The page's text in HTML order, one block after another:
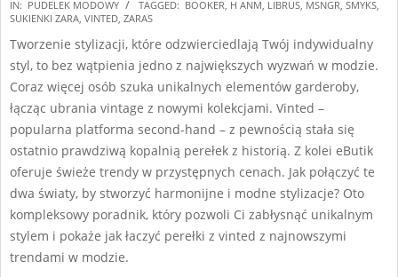
12-
16
IN: PUDELEK MODOWY TAGGED: BOOKER H ANM LIBRUS MSNGR SMYKS
SUKIENKI ZARA VINTED ZARAS
Tworzenie stylizacji, które odzwierciedlają Twój indywidualny
styl, to bez wątpienia jedno z największych wyzwań w modzie.
Coraz więcej osób szuka unikalnych elementów garderoby,
łącząc ubrania vintage z nowymi kolekcjami. Vinted –
popularna platforma second-hand – z pewnością stała się
ostatnio prawdziwą kopalnią perełek z historią. Z kolei eButik
oferuje świeże trendy w przystępnych cenach. Jak połączyć te
dwa światy, by stworzyć harmonijne i modne stylizacje? Oto
kompleksowy poradnik, który pozwoli Ci zabłysnąć unikalnym
stylem i pokaże jak łaczyć perełki z vinted z najnowszymi
trendami w modzie.